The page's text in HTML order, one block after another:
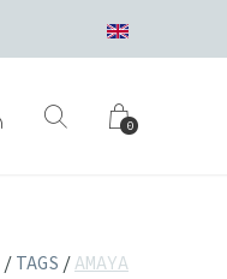
0
TAGS AMAYA